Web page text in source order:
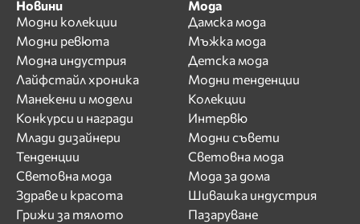
Новини
Модни колекции
Модни ревюта
Модна индустрия
Лайфстайл хроника
Манекени и модели
Конкурси и награди
Млади дизайнери
Тенденции
Световна мода
Здраве и красота
Грижи за тялото
Мода
Дамска мода
Мъжка мода
Детска мода
Модни тенденции
Колекции
Интервю
Модни съвети
Световна мода
Мода за дома
Шивашка индустрия
Пазаруване